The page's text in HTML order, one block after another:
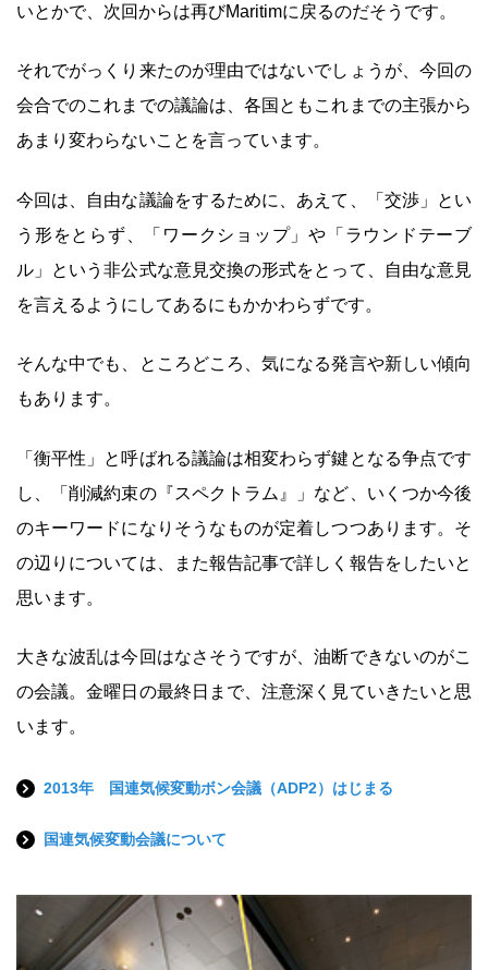
いとかで、次回からは再びMaritimに戻るのだそうです。
それでがっくり来たのが理由ではないでしょうが、今回の
会合でのこれまでの議論は、各国ともこれまでの主張から
あまり変わらないことを言っています。
今回は、自由な議論をするために、あえて、「交渉」とい
う形をとらず、「ワークショップ」や「ラウンドテーブ
ル」という非公式な意見交換の形式をとって、自由な意見
を言えるようにしてあるにもかかわらずです。
そんな中でも、ところどころ、気になる発言や新しい傾向
もあります。
「衡平性」と呼ばれる議論は相変わらず鍵となる争点です
し、「削減約束の『スペクトラム』」など、いくつか今後
のキーワードになりそうなものが定着しつつあります。そ
の辺りについては、また報告記事で詳しく報告をしたいと
思います。
大きな波乱は今回はなさそうですが、油断できないのがこ
の会議。金曜日の最終日まで、注意深く見ていきたいと思
います。
2013年 国連気候変動ボン会議（ADP2）はじまる
国連気候変動会議について